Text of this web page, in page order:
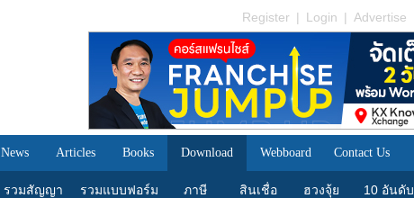
Register | Login | Advertise
News Articles Books Download Webboard Contact Us
รวมสัญญา รวมแบบฟอร์ม ภาษี สินเชื่อ ฮวงจุ้ย 10 อันดับ